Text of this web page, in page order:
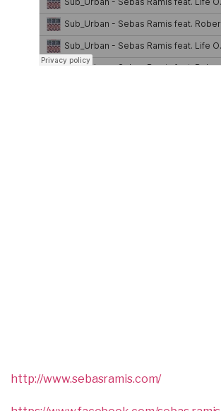
http://www.sebasramis.com/